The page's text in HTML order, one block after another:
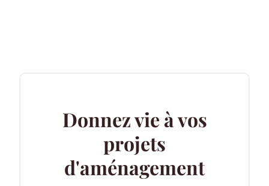
Donnez vie à vos
projets
d'aménagement